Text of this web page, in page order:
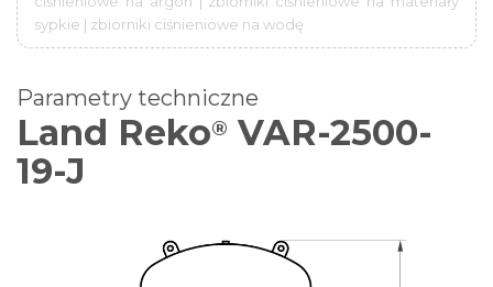
sypkie | zbiorniki ciśnieniowe na wodę
Parametry techniczne
Land Reko® VAR-2500-
19-J